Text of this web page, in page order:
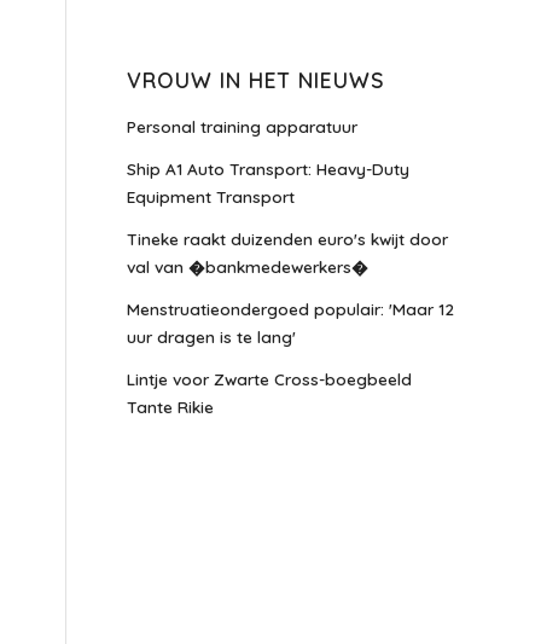
VROUW IN HET NIEUWS
Personal training apparatuur
Ship A1 Auto Transport: Heavy-Duty
Equipment Transport
Tineke raakt duizenden euro's kwijt door
val van �bankmedewerkers�
Menstruatieondergoed populair: 'Maar 12
uur dragen is te lang'
Lintje voor Zwarte Cross-boegbeeld
Tante Rikie